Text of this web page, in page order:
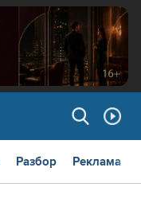
Разбор Реклама